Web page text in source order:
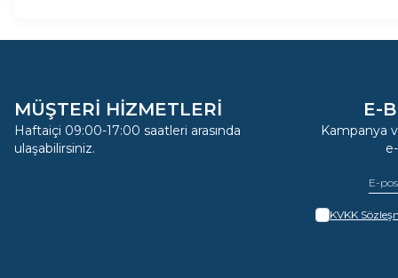
MÜŞTERİ HİZMETLERİ
Haftaiçi 09:00-17:00 saatleri arasında
ulaşabilirsiniz.
E-
Kampanya
KVKK